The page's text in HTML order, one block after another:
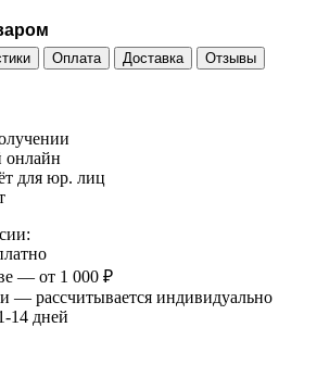
Оплата Доставка
Отзывы
онлайн
для юр. лиц
— от 1 000 ₽
— рассчитывается индивидуально
14 дней